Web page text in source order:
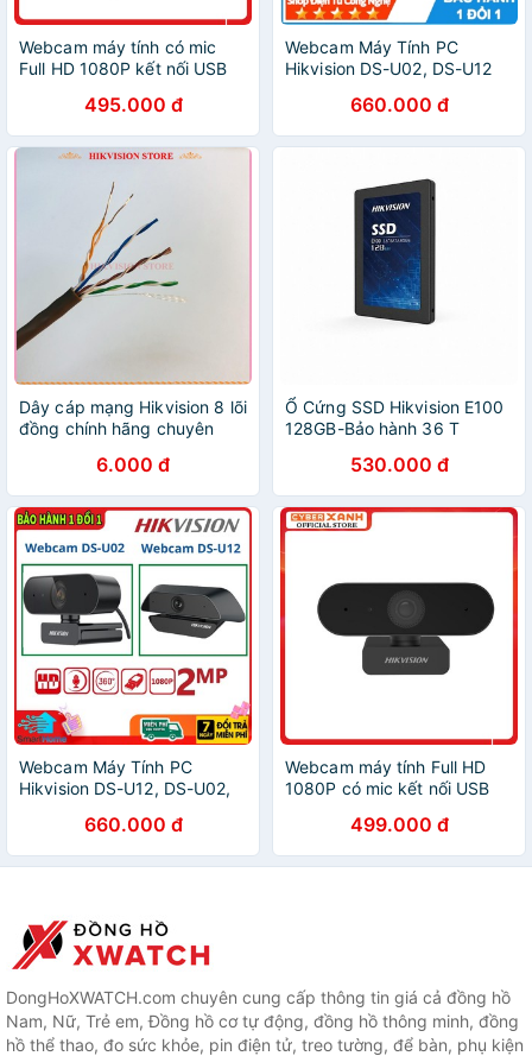
Webcam máy tính có mic
Full HD 1080P kết nối USB
livestream học online Zoom
Hikvision DS-E12
495.000 đ
Webcam Máy Tính PC
Hikvision DS-U02, DS-U12
Livestream, Dạy & Học
Online
660.000 đ
Dây cáp mạng Hikvision 8 lõi
đồng chính hãng chuyên
lẻ theo mét6.000 đ
Ổ Cứng SSD Hikvision E100
128GB-Bảo hành 36 T
530.000 đ
Webcam Máy Tính PC
Hikvision DS-U12, DS-U02,
Hành 1 Năm ]660.000 đ
Webcam máy tính Full HD
1080P có mic kết nối USB
livestream, học online, Zoom
- Hikvision DS-E122
499.000 đ
DongHoXWATCH.com chuyên cung cấp thông tin giá cả đồng hồ
Nam, Nữ, Trẻ em, Đồng hồ cơ tự động, đồng hồ thông minh, đồng
hồ thể thao, đo sức khỏe, pin điện tử, treo tường, để bàn, phụ kiện